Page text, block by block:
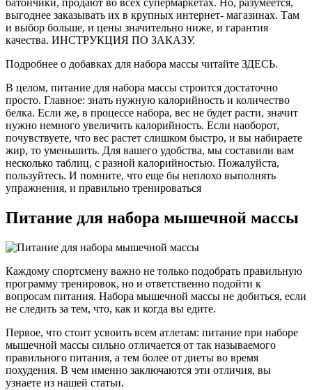
батончики, продают во всех супермаркетах. Но, разумеется,
выгоднее заказывать их в крупных интернет- магазинах. Там
и выбор больше, и цены значительно ниже, и гарантия
качества. ИНСТРУКЦИЯ ПО ЗАКАЗУ.
Подробнее о добавках для набора массы читайте ЗДЕСЬ.
В целом, питание для набора массы строится достаточно
просто. Главное: знать нужную калорийность и количество
белка. Если же, в процессе набора, вес не будет расти, значит
нужно немного увеличить калорийность. Если наоборот,
почувствуете, что вес растет слишком быстро, и вы набираете
жир, то уменьшить. Для вашего удобства, мы составили вам
несколько таблиц, с разной калорийностью. Пожалуйста,
пользуйтесь. И помните, что еще бы неплохо выполнять
упражнения, и правильно тренироваться
Питание для набора мышечной массы
Каждому спортсмену важно не только подобрать правильную
программу тренировок, но и ответственно подойти к
вопросам питания. Набора мышечной массы не добиться, если
не следить за тем, что, как и когда вы едите.
Первое, что стоит усвоить всем атлетам: питание при наборе
мышечной массы сильно отличается от так называемого
правильного питания, а тем более от диеты во время
похудения. В чем именно заключаются эти отличия, вы
узнаете из нашей статьи.